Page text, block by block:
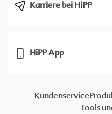
Karriere bei HiPP
HiPP App
Kundenservice
Tools